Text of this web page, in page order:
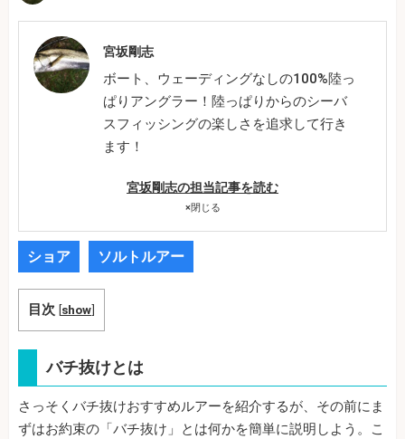
宮坂剛志
ボート、ウェーディングなしの100%陸っ
ぱりアングラー！陸っぱりからのシーバ
スフィッシングの楽しさを追求して行き
ます！
宮坂剛志の担当記事を読む
×閉じる
ショア ソルトルアー
目次 [show]
バチ抜けとは
さっそくバチ抜けおすすめルアーを紹介するが、その前にま
ずはお約束の「バチ抜け」とは何かを簡単に説明しよう。こ